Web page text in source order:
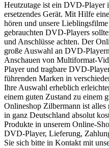
Heutzutage ist ein DVD-Player
ersetzendes Gerät. Mit Hilfe
hören und unsere
gebrauchten DVD-Players
und Anschlüsse achten. Der
große Auswahl an DVD-
Anschauen von Multiformat-
Player und tragbare DVD-
führenden Marken in
Ihre Auswahl erheblich
einem guten Zustand zu einem
Onlineshop Zilbermann ist
in ganz Deutschland absolut
Produkte in unserem Online-
DVD-Player, Lieferung,
Sie sich bitte in Kontakt mit